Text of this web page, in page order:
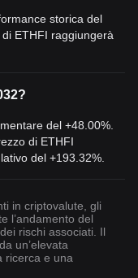
tecnologie
Web3 e aumentare
ETHFI sui
storica del
ETHFI raggiungerà
del +48.00%.
di ETHFI
del +193.32%.
in criptovalute, gli
l’andamento del
rischi associati. Il
un’elevata
ricerca e una